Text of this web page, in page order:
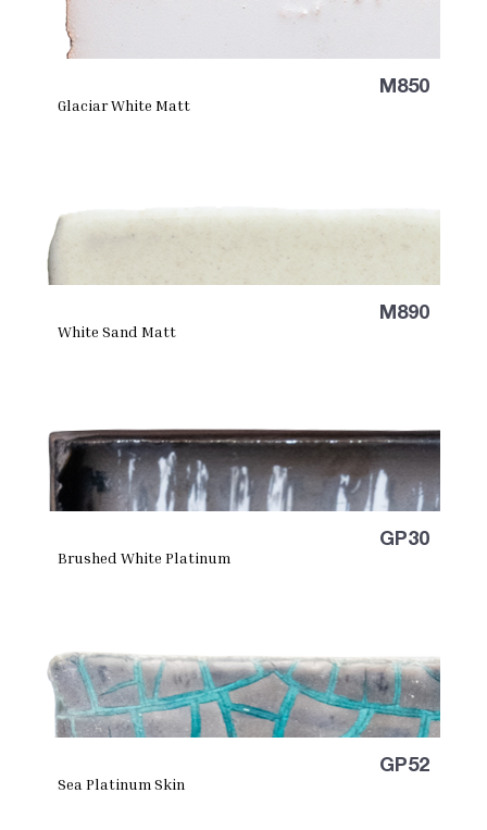
M850
Glaciar White Matt
M890
White Sand Matt
GP30
Brushed White Platinum
GP52
Sea Platinum Skin